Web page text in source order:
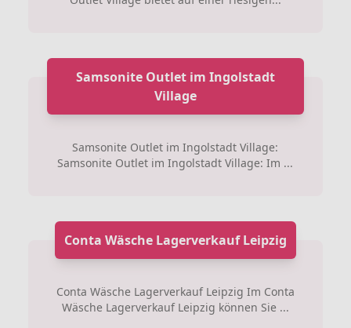
Samsonite Outlet im Ingolstadt
Village
Samsonite Outlet im Ingolstadt Village:
Samsonite Outlet im Ingolstadt Village: Im ...
Conta Wäsche Lagerverkauf Leipzig
Conta Wäsche Lagerverkauf Leipzig Im Conta
Wäsche Lagerverkauf Leipzig können Sie ...